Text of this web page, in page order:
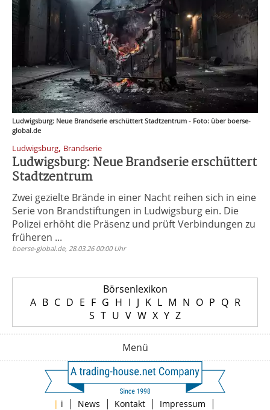
Ludwigsburg: Neue Brandserie erschüttert Stadtzentrum - Foto: über boerse-
global.de
Ludwigsburg, Brandserie
Ludwigsburg: Neue Brandserie erschüttert
Stadtzentrum
Zwei gezielte Brände in einer Nacht reihen sich in eine
Serie von Brandstiftungen in Ludwigsburg ein. Die
Polizei erhöht die Präsenz und prüft Verbindungen zu
früheren ...
boerse-global.de, 28.03.26 00:00 Uhr
Börsenlexikon
A B C D E F G H I J K L M N O P Q R
S T U V W X Y Z
Menü
| i | News | Kontakt | Impressum |